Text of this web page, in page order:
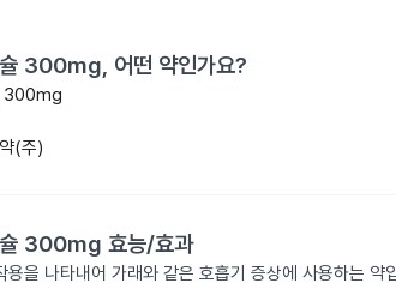
슐 300mg, 어떤 약인가요?
300mg
(주)
슐 300mg 효능/효과
용을 나타내어 가래와 같은 호흡기 증상에 사용하는 약